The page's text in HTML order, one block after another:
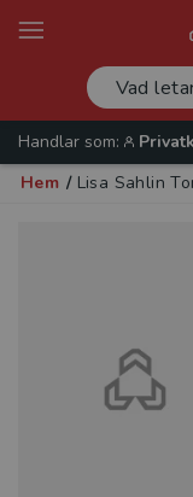
Handlar som:
Hem / Lisa Sahlin